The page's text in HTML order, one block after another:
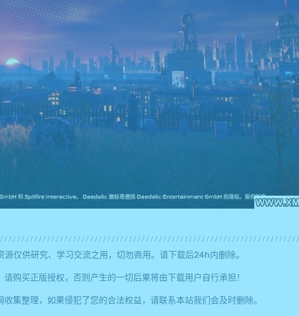
源仅供研究、学习交流之用，切勿商用。请下载后24h内删除。
购买正版授权，否则产生的一切后果将由下载用户自行承担！
集整理，如果侵犯了您的合法权益，请联系本站我们会及时删除。